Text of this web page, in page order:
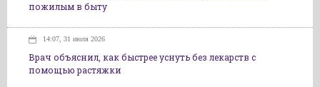
пожилым в быту
14:07, 31 июля 2026
Врач объяснил, как быстрее уснуть без лекарств с
помощью растяжки